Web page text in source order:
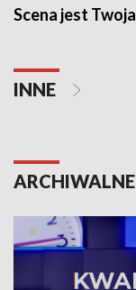
Scena jest Twoja
INNE
ARCHIWALNE